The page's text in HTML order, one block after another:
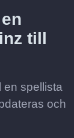
till
en spellista
och